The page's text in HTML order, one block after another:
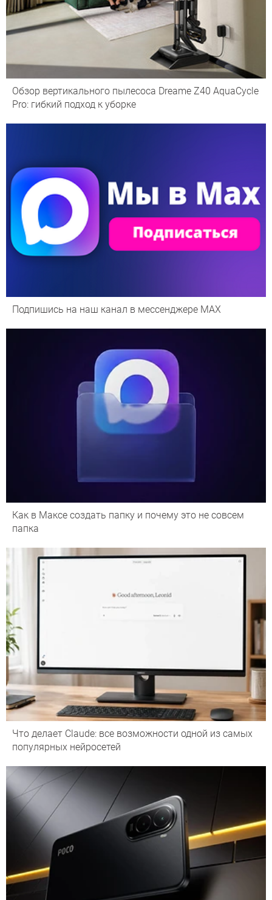
Обзор вертикального пылесоса Dreame Z40 AquaCycle
Pro: гибкий подход к уборке
Подпишись на наш канал в мессенджере МАХ
Как в Максе создать папку и почему это не совсем
папка
Что делает Сlaude: все возможности одной из самых
популярных нейросетей